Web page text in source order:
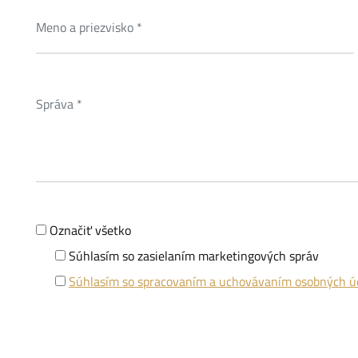
Označiť všetko
Súhlasím so zasielaním marketingových správ
Súhlasím so spracovaním a uchovávaním osobných